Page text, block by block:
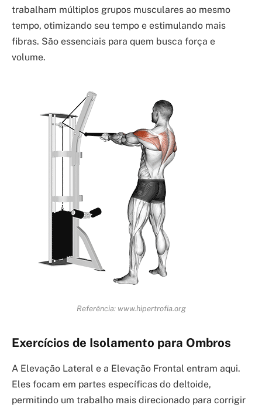
trabalham múltiplos grupos musculares ao mesmo
tempo, otimizando seu tempo e estimulando mais
fibras. São essenciais para quem busca força e
volume.
Referência: www.hipertrofia.org
Exercícios de Isolamento para Ombros
A Elevação Lateral e a Elevação Frontal entram aqui.
Eles focam em partes específicas do deltoide,
permitindo um trabalho mais direcionado para corrigir